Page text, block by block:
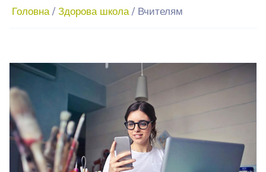
Головна / Здорова школа / Вчителям